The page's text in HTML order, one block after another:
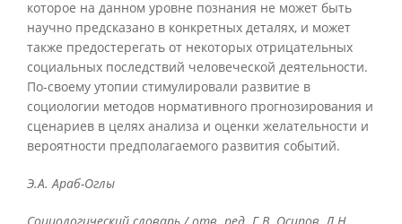
которое на данном уровне познания не может быть
научно предсказано в конкретных деталях, и может
также предостерегать от некоторых отрицательных
социальных последствий человеческой деятельности.
По-своему утопии стимулировали развитие в
социологии методов нормативного прогнозирования и
сценариев в целях анализа и оценки желательности и
вероятности предполагаемого развития событий.
Э.А. Араб-Оглы
Социологический словарь / отв. ред. Г.В. Осипов, Л.Н.